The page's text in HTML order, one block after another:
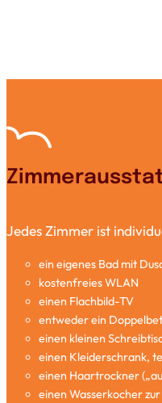
Jedes Zimmer ist
ein eigenes Bad mit
kostenfreies WLAN
einen Flachbild-TV
entweder ein
einen kleinen
einen Kleiderschrank,
einen Haartrockner
einen Wasserkocher